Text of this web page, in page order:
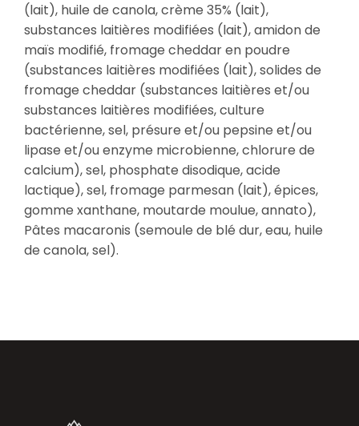
(lait), huile de canola, crème 35% (lait),
substances laitières modifiées (lait), amidon de
maïs modifié, fromage cheddar en poudre
(substances laitières modifiées (lait), solides de
fromage cheddar (substances laitières et/ou
substances laitières modifiées, culture
bactérienne, sel, présure et/ou pepsine et/ou
lipase et/ou enzyme microbienne, chlorure de
calcium), sel, phosphate disodique, acide
lactique), sel, fromage parmesan (lait), épices,
gomme xanthane, moutarde moulue, annato),
Pâtes macaronis (semoule de blé dur, eau, huile
de canola, sel).